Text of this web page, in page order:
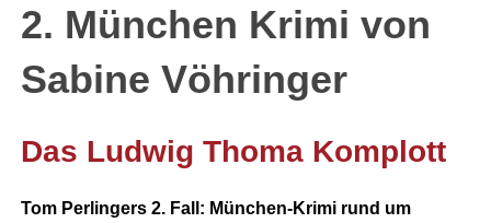
2. München Krimi von
Sabine Vöhringer
Das Ludwig Thoma Komplott
Tom Perlingers 2. Fall: München-Krimi rund um